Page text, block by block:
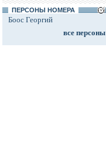
ПЕРСОНЫ НОМЕРА
Боос Георгий
все персоны